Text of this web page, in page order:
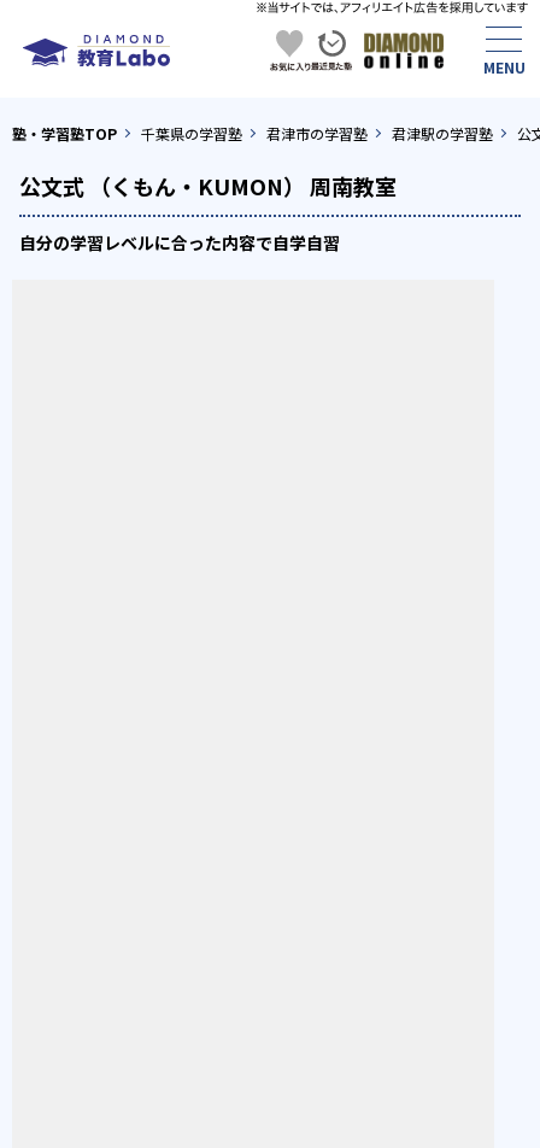
塾・学習塾TOP 千葉県の学習塾 君津市の学習塾 君津駅の学習塾 公
公文式 （くもん・KUMON） 周南教室
自分の学習レベルに合った内容で自学自習